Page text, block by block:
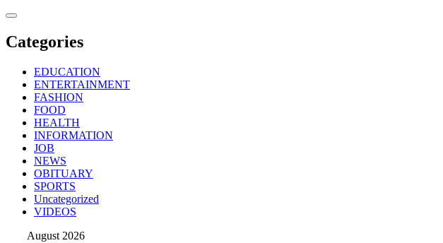
Skip
content
Categories
EDUCATION
ENTERTAINMENT
FASHION
FOOD
HEALTH
INFORMATION
JOB
NEWS
OBITUARY
SPORTS
Uncategorized
VIDEOS
August 2026